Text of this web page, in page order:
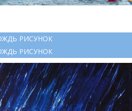
РИСУНОК
РИСУНОК